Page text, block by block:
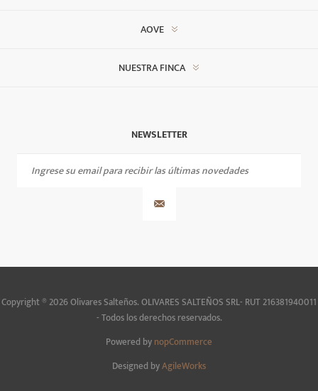
AOVE
NUESTRA FINCA
NEWSLETTER
Copyright ® 2026 Olivares Salteños. OLIVARES SALTEÑOS SRL- RUT 216381940011
- Todos los derechos reservados.
Powered bynopCommerce
Designed byAgileWorks